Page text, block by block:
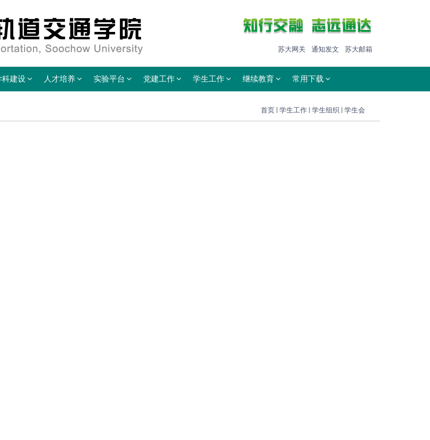
苏大网关 通知发文 苏大邮箱
科建设 人才培养 实验平台 党建工作 学生工作 继续教育 常用下载
首页 学生工作 学生组织 学生会